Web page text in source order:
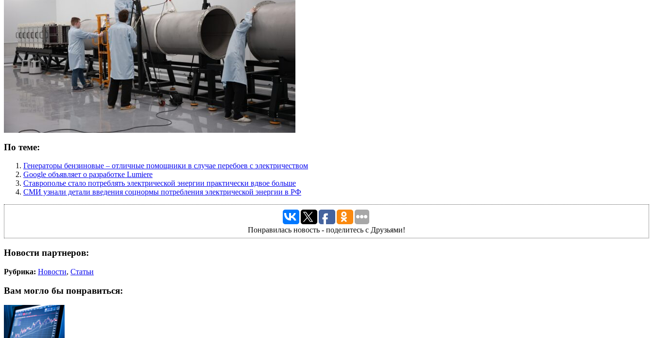
По теме:
Генераторы бензиновые – отличные помощники в случае перебоев с электричеством
Google объявляет о разработке Lumiere
Ставрополье стало потреблять электрической энергии практически вдвое больше
СМИ узнали детали введения соцнормы потребления электрической энергии в РФ
Понравилась новость - поделитесь с Друзьями!
Новости партнеров:
Рубрика: Новости, Статьи
Вам могло бы понравиться: